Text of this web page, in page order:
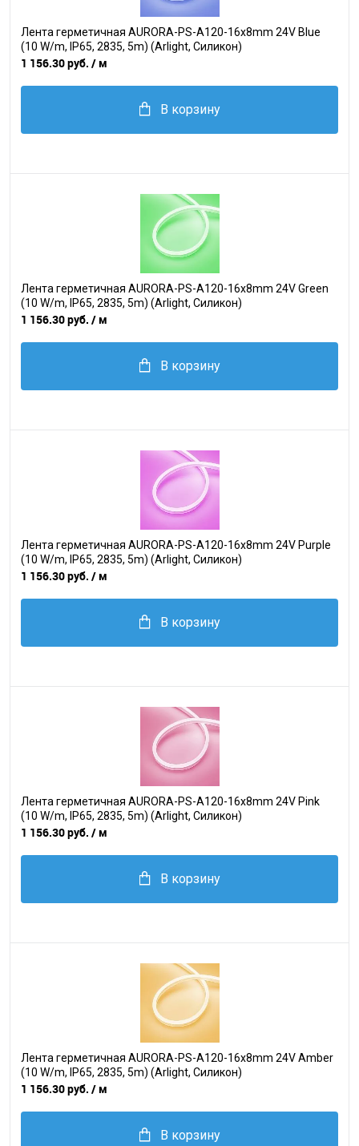
Лента герметичная AURORA-PS-A120-16x8mm 24V Blue
(10 W/m, IP65, 2835, 5m) (Arlight, Силикон)
1 156.30 руб. / м
В корзину
Лента герметичная AURORA-PS-A120-16x8mm 24V Green
(10 W/m, IP65, 2835, 5m) (Arlight, Силикон)
1 156.30 руб. / м
В корзину
Лента герметичная AURORA-PS-A120-16x8mm 24V Purple
(10 W/m, IP65, 2835, 5m) (Arlight, Силикон)
1 156.30 руб. / м
В корзину
Лента герметичная AURORA-PS-A120-16x8mm 24V Pink
(10 W/m, IP65, 2835, 5m) (Arlight, Силикон)
1 156.30 руб. / м
В корзину
Лента герметичная AURORA-PS-A120-16x8mm 24V Amber
(10 W/m, IP65, 2835, 5m) (Arlight, Силикон)
1 156.30 руб. / м
В корзину